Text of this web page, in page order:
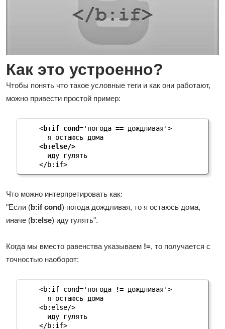
Как это устроенно?
Чтобы понять что такое условные теги и как они работают,
можно привести простой пример:
<b:if cond='погода == дождливая'>
я остаюсь дома
<b:else/>
иду гулять
</b:if>
Что можно интерпретировать как:
"Если (b:if cond) погода дождливая, то я остаюсь дома,
иначе (b:else) иду гулять".
Когда мы вместо равенства указываем !=, то получается с
точностью наоборот:
<b:if cond='погода != дождливая'>
я остаюсь дома
<b:else/>
иду гулять
</b:if>